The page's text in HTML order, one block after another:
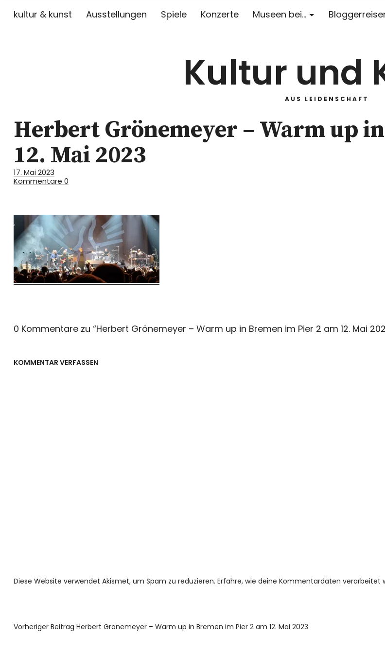
kultur & kunst Ausstellungen Spiele Konzerte Museen bei…
Kultur und
AUS LEIDENSCHAFT
Herbert Grönemeyer – Warm up
12. Mai 2023
17. Mai 2023
Kommentare 0
0 Kommentare zu “Herbert Grönemeyer – Warm up in Bremen im Pier 2 am 12. Mai
KOMMENTAR VERFASSEN
Diese Website verwendet Akismet, um Spam zu reduzieren. Erfahre, wie deine Kommentardaten verarbeitet
Vorheriger Beitrag Herbert Grönemeyer – Warm up in Bremen im Pier 2 am 12. Mai 2023